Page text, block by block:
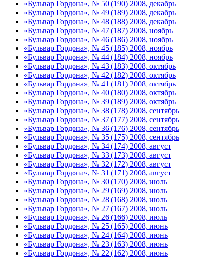
«Бульвар Гордона», № 50 (190) 2008, декабрь
«Бульвар Гордона», № 49 (189) 2008, декабрь
«Бульвар Гордона», № 48 (188) 2008, декабрь
«Бульвар Гордона», № 47 (187) 2008, ноябрь
«Бульвар Гордона», № 46 (186) 2008, ноябрь
«Бульвар Гордона», № 45 (185) 2008, ноябрь
«Бульвар Гордона», № 44 (184) 2008, ноябрь
«Бульвар Гордона», № 43 (183) 2008, октябрь
«Бульвар Гордона», № 42 (182) 2008, октябрь
«Бульвар Гордона», № 41 (181) 2008, октябрь
«Бульвар Гордона», № 40 (180) 2008, октябрь
«Бульвар Гордона», № 39 (189) 2008, октябрь
«Бульвар Гордона», № 38 (178) 2008, сентябрь
«Бульвар Гордона», № 37 (177) 2008, сентябрь
«Бульвар Гордона», № 36 (176) 2008, сентябрь
«Бульвар Гордона», № 35 (175) 2008, сентябрь
«Бульвар Гордона», № 34 (174) 2008, август
«Бульвар Гордона», № 33 (173) 2008, август
«Бульвар Гордона», № 32 (172) 2008, август
«Бульвар Гордона», № 31 (171) 2008, август
«Бульвар Гордона», № 30 (170) 2008, июль
«Бульвар Гордона», № 29 (169) 2008, июль
«Бульвар Гордона», № 28 (168) 2008, июль
«Бульвар Гордона», № 27 (167) 2008, июль
«Бульвар Гордона», № 26 (166) 2008, июль
«Бульвар Гордона», № 25 (165) 2008, июнь
«Бульвар Гордона», № 24 (164) 2008, июнь
«Бульвар Гордона», № 23 (163) 2008, июнь
«Бульвар Гордона», № 22 (162) 2008, июнь